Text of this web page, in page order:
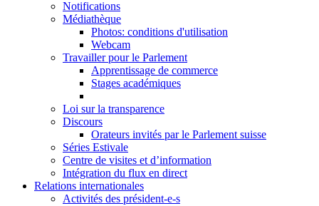
Notifications
Médiathèque
Photos: conditions d'utilisation
Webcam
Travailler pour le Parlement
Apprentissage de commerce
Stages académiques
Loi sur la transparence
Discours
Orateurs invités par le Parlement suisse
Séries Estivale
Centre de visites et d’information
Intégration du flux en direct
Relations internationales
Activités des président-e-s